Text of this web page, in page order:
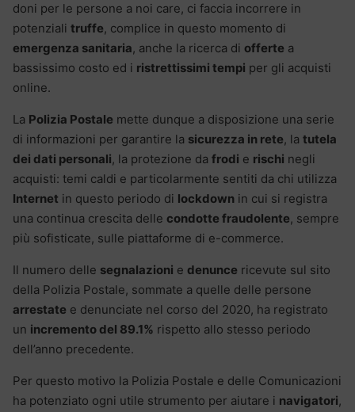
doni per le persone a noi care, ci faccia incorrere in
potenziali truffe, complice in questo momento di
emergenza sanitaria, anche la ricerca di offerte a
bassissimo costo ed i ristrettissimi tempi per gli acquisti
online.
La Polizia Postale mette dunque a disposizione una serie
di informazioni per garantire la sicurezza in rete, la tutela
dei dati personali, la protezione da frodi e rischi negli
acquisti: temi caldi e particolarmente sentiti da chi utilizza
Internet in questo periodo di lockdown in cui si registra
una continua crescita delle condotte fraudolente, sempre
più sofisticate, sulle piattaforme di e-commerce.
Il numero delle segnalazioni e denunce ricevute sul sito
della Polizia Postale, sommate a quelle delle persone
arrestate e denunciate nel corso del 2020, ha registrato
un incremento del 89.1% rispetto allo stesso periodo
dell’anno precedente.
Per questo motivo la Polizia Postale e delle Comunicazioni
ha potenziato ogni utile strumento per aiutare i navigatori,